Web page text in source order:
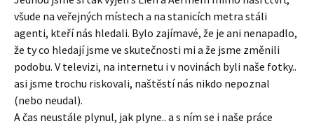
všude na veřejných místech a na stanicích metra stáli
agenti, kteří nás hledali. Bylo zajímavé, že je ani nenapadlo,
že ty co hledají jsme ve skutečnosti mi a že jsme změnili
podobu. V televizi, na internetu i v novinách byli naše fotky..
asi jsme trochu riskovali, naštěstí nás nikdo nepoznal
(nebo neudal).
A čas neustále plynul, jak plyne.. a s ním se i naše práce